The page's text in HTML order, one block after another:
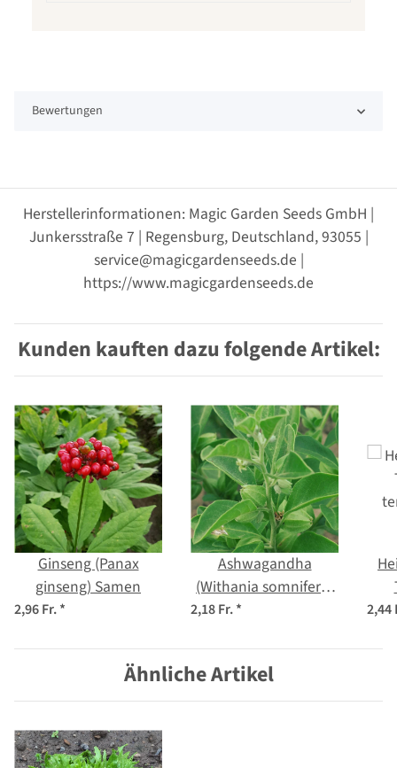
Bewertungen
Herstellerinformationen: Magic Garden Seeds GmbH |
Junkersstraße 7 | Regensburg, Deutschland, 93055 |
service@magicgardenseeds.de |
https://www.magicgardenseeds.de
Kunden kauften dazu folgende Artikel:
Ginseng (Panax
ginseng) Samen
2,96 Fr.*
Ashwagandha
(Withania somnifera)
2,18 Fr.* 2,44
Ähnliche Artikel